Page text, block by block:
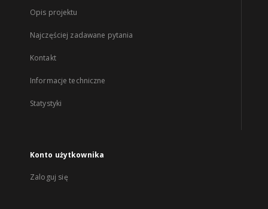
Opis projektu
Najczęściej zadawane pytania
Kontakt
Informacje techniczne
Statystyki
Konto użytkownika
Zaloguj się